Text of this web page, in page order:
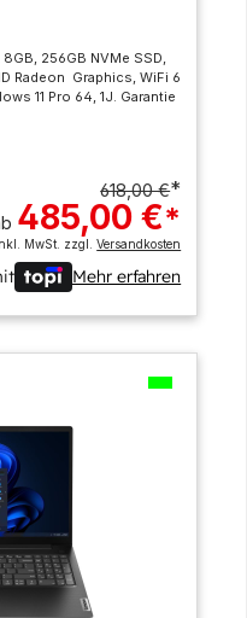
256GB NVMe SSD,
Radeon Graphics, WiFi 6
11 Pro 64, 1J. Garantie
618,00 €*
485,00 €*
MwSt. zzgl.Versandkosten
Mehr erfahren